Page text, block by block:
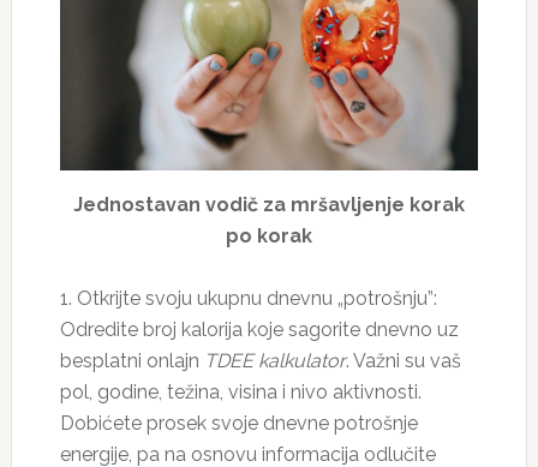
Jednostavan vodič za mršavljenje korak
po korak
1. Otkrijte svoju ukupnu dnevnu „potrošnju”:
Odredite broj kalorija koje sagorite dnevno uz
besplatni onlajn TDEE kalkulator. Važni su vaš
pol, godine, težina, visina i nivo aktivnosti.
Dobićete prosek svoje dnevne potrošnje
energije, pa na osnovu informacija odlučite